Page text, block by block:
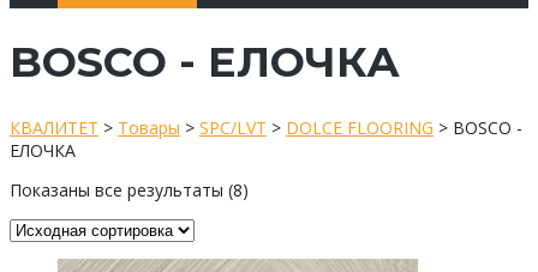
BOSCO - ЕЛОЧКА
КВАЛИТЕТ > Товары > SPC/LVT > DOLCE FLOORING > BOSCO -
ЕЛОЧКА
Показаны все результаты (8)